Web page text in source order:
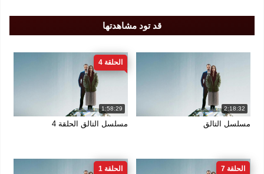
قد تود مشاهدتها
2:18:32
مسلسل التالق
1:58:29
الحلقة 4
مسلسل التالق الحلقة 4
الحلقة 7 الحلقة 1